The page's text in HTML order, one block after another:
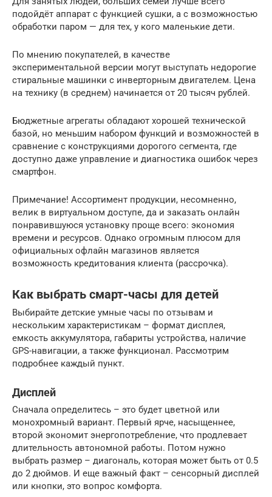
подойдёт аппарат с функцией сушки, а с возможностью
обработки паром — для тех, у кого маленькие дети.
По мнению покупателей, в качестве
экспериментальной версии могут выступать недорогие
стиральные машинки с инверторным двигателем. Цена
на технику (в среднем) начинается от 20 тысяч рублей.
Бюджетные агрегаты обладают хорошей технической
базой, но меньшим набором функций и возможностей в
сравнение с конструкциями дорогого сегмента, где
доступно даже управление и диагностика ошибок через
смартфон.
Примечание! Ассортимент продукции, несомненно,
велик в виртуальном доступе, да и заказать онлайн
понравившуюся установку проще всего: экономия
времени и ресурсов. Однако огромным плюсом для
официальных офлайн магазинов является
возможность кредитования клиента (рассрочка).
Как выбрать смарт-часы для детей
Выбирайте детские умные часы по отзывам и
нескольким характеристикам – формат дисплея,
емкость аккумулятора, габариты устройства, наличие
GPS-навигации, а также функционал. Рассмотрим
подробнее каждый пункт.
Дисплей
Сначала определитесь – это будет цветной или
монохромный вариант. Первый ярче, насыщеннее,
второй экономит энергопотребление, что продлевает
длительность автономной работы. Потом нужно
выбрать размер – диагональ, которая может быть от 0.5
до 2 дюймов. И еще важный факт – сенсорный дисплей
или кнопки, это вопрос комфорта.